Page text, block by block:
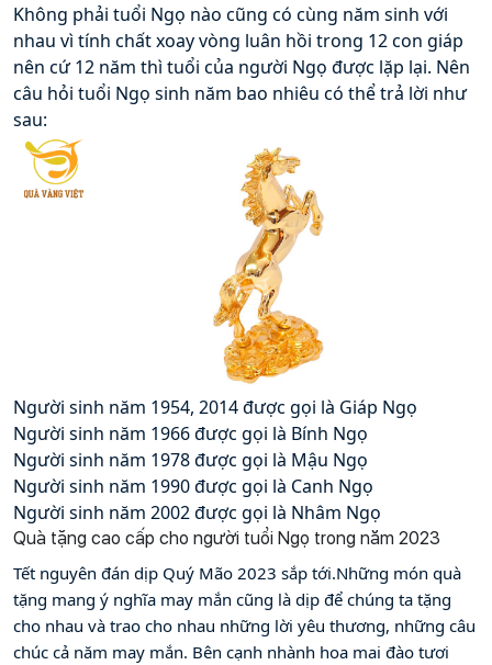
Không phải tuổi Ngọ nào cũng có cùng năm sinh với
nhau vì tính chất xoay vòng luân hồi trong 12 con giáp
nên cứ 12 năm thì tuổi của người Ngọ được lặp lại. Nên
câu hỏi tuổi Ngọ sinh năm bao nhiêu có thể trả lời như
sau:
Người sinh năm 1954, 2014 được gọi là Giáp Ngọ
Người sinh năm 1966 được gọi là Bính Ngọ
Người sinh năm 1978 được gọi là Mậu Ngọ
Người sinh năm 1990 được gọi là Canh Ngọ
Người sinh năm 2002 được gọi là Nhâm Ngọ
Quà tặng cao cấp cho người tuổi Ngọ trong năm 2023
Tết nguyên đán dịp Quý Mão 2023 sắp tới.Những món quà
tặng mang ý nghĩa may mắn cũng là dịp để chúng ta tặng
cho nhau và trao cho nhau những lời yêu thương, những câu
chúc cả năm may mắn. Bên cạnh nhành hoa mai đào tươi